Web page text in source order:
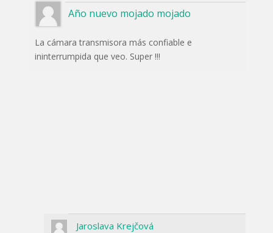
Año nuevo mojado mojado
La cámara transmisora ​​más confiable e
ininterrumpida que veo. Super !!!
Jaroslava Krejčová